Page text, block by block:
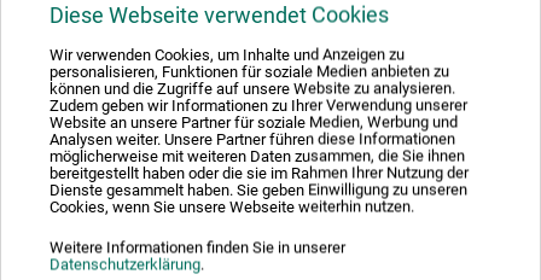
Diese Webseite verwendet Cookies
Wir verwenden Cookies, um Inhalte und Anzeigen zu
personalisieren, Funktionen für soziale Medien anbieten zu
können und die Zugriffe auf unsere Website zu analysieren.
Zudem geben wir Informationen zu Ihrer Verwendung unserer
Website an unsere Partner für soziale Medien, Werbung und
Analysen weiter. Unsere Partner führen diese Informationen
möglicherweise mit weiteren Daten zusammen, die Sie ihnen
bereitgestellt haben oder die sie im Rahmen Ihrer Nutzung der
Dienste gesammelt haben. Sie geben Einwilligung zu unseren
Cookies, wenn Sie unsere Webseite weiterhin nutzen.
Weitere Informationen finden Sie in unserer
Datenschutzerklärung.
zzgl. Versandkosten